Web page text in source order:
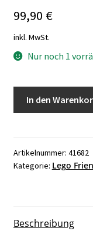
99,90 €
inkl. MwSt.
Nur noch 1
City
Schule
In den
Artikelnummer: 41682
Kategorie: Lego
Beschreibung